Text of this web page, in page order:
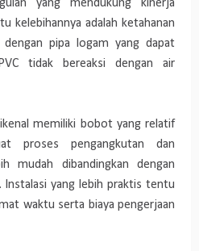
yang mendukung kinerja
kelebihannya adalah ketahanan
pipa logam yang dapat
tidak bereaksi dengan air
memiliki bobot yang relatif
proses pengangkutan dan
mudah dibandingkan dengan
Instalasi yang lebih praktis tentu
waktu serta biaya pengerjaan